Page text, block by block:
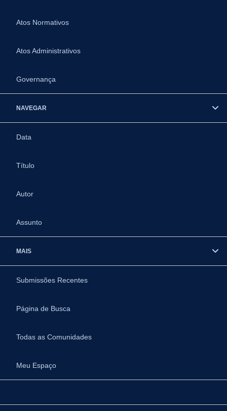
Atos Normativos
Atos Administrativos
Governança
NAVEGAR
Data
Título
Autor
Assunto
MAIS
Submissões Recentes
Página de Busca
Todas as Comunidades
Meu Espaço